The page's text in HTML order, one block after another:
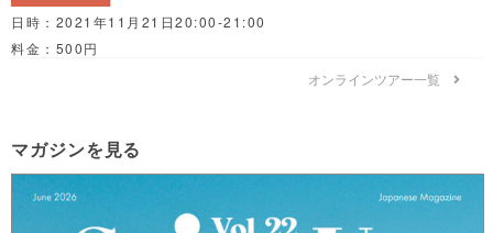
日時：2021年11月21日20:00-21:00
料金：500円
オンラインツアー一覧
マガジンを見る